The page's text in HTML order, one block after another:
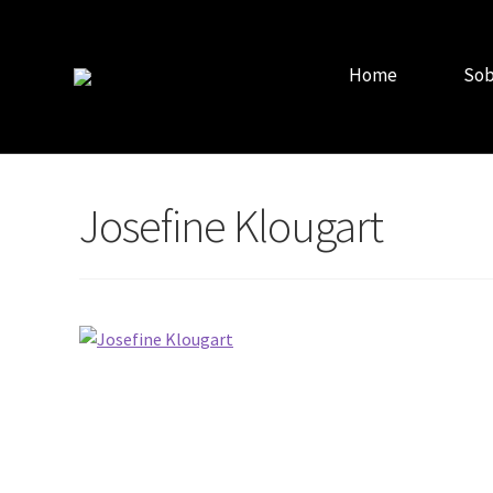
Home
Josefine Klougart